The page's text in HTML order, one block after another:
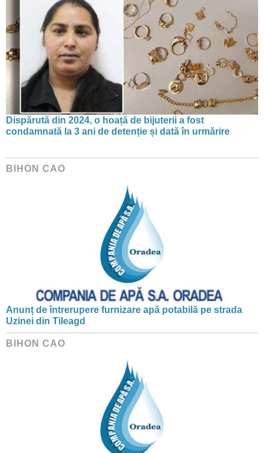
Dispărută din 2024, o hoață de bijuterii a fost
condamnată la 3 ani de detenție și dată în urmărire
BIHON CAO
Anunț de întrerupere furnizare apă potabilă pe strada
Uzinei din Tileagd
BIHON CAO